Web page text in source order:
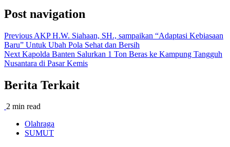
Post navigation
Previous AKP H.W. Siahaan, SH., sampaikan “Adaptasi Kebiasaan
Baru” Untuk Ubah Pola Sehat dan Bersih
Next Kapolda Banten Salurkan 1 Ton Beras ke Kampung Tangguh
Nusantara di Pasar Kemis
Berita Terkait
2 min read
Olahraga
SUMUT